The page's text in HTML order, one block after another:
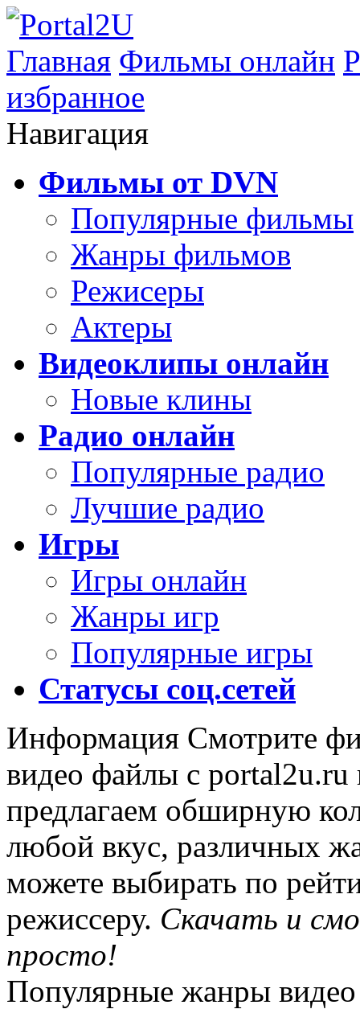
Главная Фильмы онлайн
избранное
Навигация
Фильмы от DVN
Популярные фильмы
Жанры фильмов
Режисеры
Актеры
Видеоклипы онлайн
Новые клины
Радио онлайн
Популярные радио
Лучшие радио
Игры
Игры онлайн
Жанры игр
Популярные игры
Статусы соц.сетей
Информация Смотрите
видео файлы с
предлагаем обширную
любой вкус, различных
можете выбирать по
режиссеру. Скачать и
просто!
Популярные жанры видео